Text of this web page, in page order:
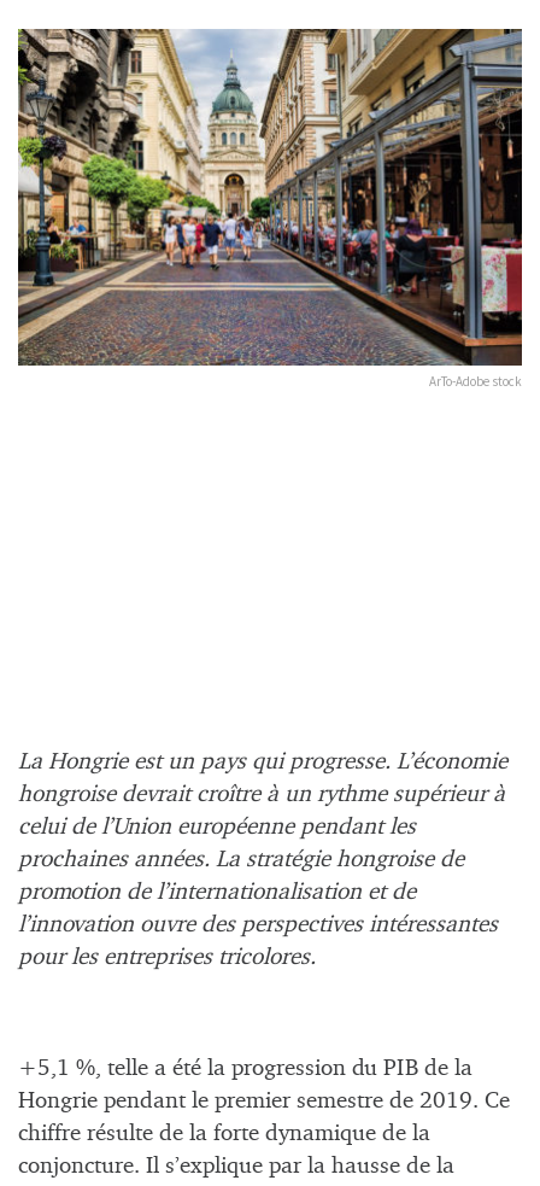
ArTo-Adobe stock
La Hongrie est un pays qui progresse. L’économie
hongroise devrait croître à un rythme supérieur à
celui de l’Union européenne pendant les
prochaines années. La stratégie hongroise de
promotion de l’internationalisation et de
l’innovation ouvre des perspectives intéressantes
pour les entreprises tricolores.
+5,1 %, telle a été la progression du PIB de la
Hongrie pendant le premier semestre de 2019. Ce
chiffre résulte de la forte dynamique de la
conjoncture. Il s’explique par la hausse de la